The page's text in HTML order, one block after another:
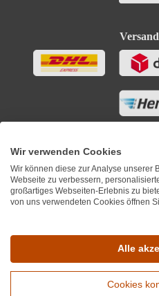
Wir verwenden Cookies
Wir können diese zur Analyse unserer
Webseite zu verbessern,
großartiges Webseiten-Erlebnis zu
von uns verwendeten Cookies öffnen
Alle
Cookies